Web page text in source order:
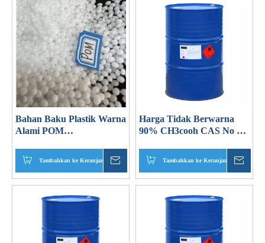
Bahan Baku Plastik Warna
Alami POM
Tambahkan ke Keranjang Menanyakan
Harga Tidak Berwarna
90% CH3cooh CAS No 64-
Industri
Tambahkan ke Keranjang